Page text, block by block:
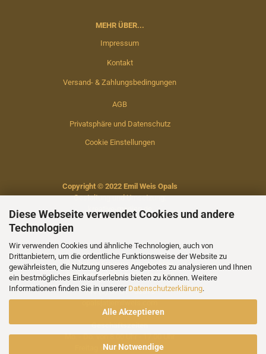
Diese Webseite verwendet Cookies und andere
Technologien
Wir verwenden Cookies und ähnliche Technologien, auch von
Drittanbietern, um die ordentliche Funktionsweise der Website zu
gewährleisten, die Nutzung unseres Angebotes zu analysieren und Ihnen
ein bestmögliches Einkaufserlebnis bieten zu können. Weitere
Informationen finden Sie in unserer Datenschutzerklärung.
Alle Akzeptieren
Nur Notwendige
MEHR ÜBER...
Impressum
Kontakt
Versand- & Zahlungsbedingungen
AGB
Privatsphäre und Datenschutz
Cookie Einstellungen
Copyright © 2022 Emil Weis Opals
Gestaltung und Umsetzung:
kreative-medien.de
Sie haben Fragen oder möchten
Sich persönlich beraten lassen?
+49 (0) 67 81 - 33370
Geschäftszeiten
Mo. - Do. von 8.00 Uhr - 17.00 Uhr
Freitag von 8:00 - 14:00 Uhr